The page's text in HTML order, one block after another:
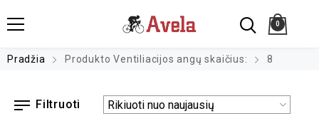
0
Pradžia Produkto Ventiliacijos angų skaičius: 8
Filtruoti